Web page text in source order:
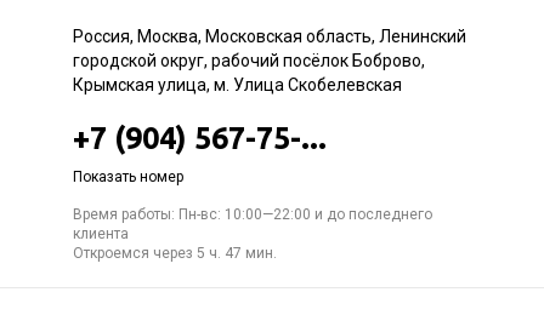
Россия, Москва, Московская область, Ленинский
городской округ, рабочий посёлок Боброво,
Крымская улица, м. Улица Скобелевская
+7 (904) 567-75-...
Показать номер
Время работы: Пн-вс: 10:00—22:00 и до последнего
клиента
Откроемся через 5 ч. 47 мин.